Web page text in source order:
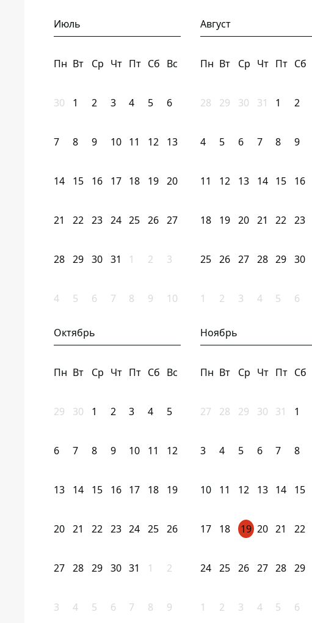
Июль
Пн Вт Ср Чт Пт Сб Вс
30 1 2 3 4 5 6
7 8 9 10 11 12 13
14 15 16 17 18 19 20
21 22 23 24 25 26 27
28 29 30 31 1 2 3
4 5 6 7 8 9 10
Август
Пн Вт Ср Чт Пт Сб
28 29 30 31 1 2
4 5 6 7 8 9
11 12 13 14 15 16
18 19 20 21 22 23
25 26 27 28 29 30
1 2 3 4 5 6
Октябрь
Пн Вт Ср Чт Пт Сб Вс
29 30 1 2 3 4 5
6 7 8 9 10 11 12
13 14 15 16 17 18 19
20 21 22 23 24 25 26
27 28 29 30 31 1 2
3 4 5 6 7 8 9
Ноябрь
Пн Вт Ср Чт Пт Сб
27 28 29 30 31 1
3 4 5 6 7 8
10 11 12 13 14 15
17 18 19 20 21 22
24 25 26 27 28 29
1 2 3 4 5 6